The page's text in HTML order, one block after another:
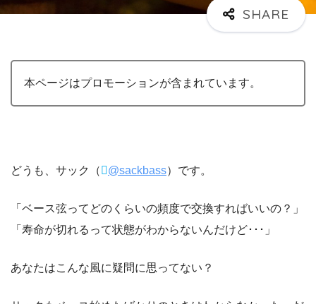
本ページはプロモーションが含まれています。
どうも、サック（ @sackbass）です。
「ベース弦ってどのくらいの頻度で交換すればいいの？」
「寿命が切れるって状態がわからないんだけど･･･」
あなたはこんな風に疑問に思ってない？